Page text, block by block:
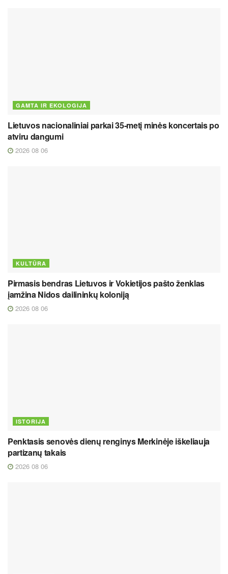
GAMTA IR EKOLOGIJA
Lietuvos nacionaliniai parkai 35-metį minės koncertais po
atviru dangumi
2026 08 06
KULTŪRA
Pirmasis bendras Lietuvos ir Vokietijos pašto ženklas
įamžina Nidos dailininkų koloniją
2026 08 06
ISTORIJA
Penktasis senovės dienų renginys Merkinėje iškeliauja
partizanų takais
2026 08 06